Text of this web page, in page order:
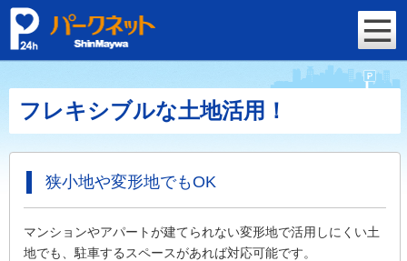
フレキシブルな土地活用！
狭小地や変形地でもOK
マンションやアパートが建てられない変形地で活用しにくい土
地でも、駐車するスペースがあれば対応可能です。